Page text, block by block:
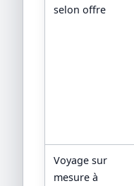
selon offre
Voyage sur
mesure à